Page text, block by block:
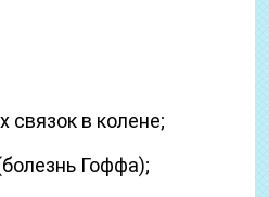
связок в колене;
Гоффа);